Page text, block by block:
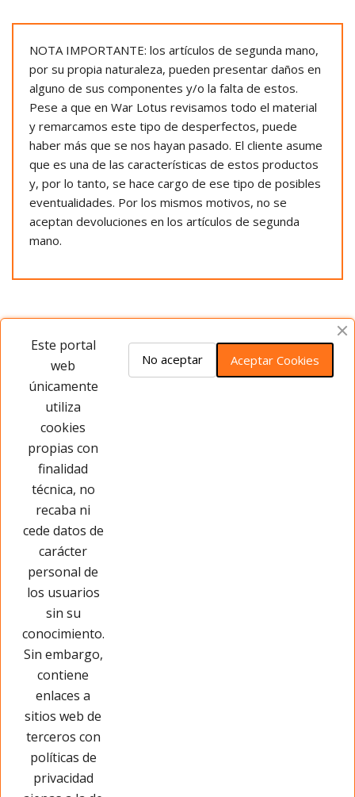
NOTA IMPORTANTE: los artículos de segunda mano,
por su propia naturaleza, pueden presentar daños en
alguno de sus componentes y/o la falta de estos.
Pese a que en War Lotus revisamos todo el material
y remarcamos este tipo de desperfectos, puede
haber más que se nos hayan pasado. El cliente asume
que es una de las características de estos productos
y, por lo tanto, se hace cargo de ese tipo de posibles
eventualidades. Por los mismos motivos, no se
aceptan devoluciones en los artículos de segunda
mano.
Opiniones del producto
Este producto no tiene opiniones ¡Sé
Páginas Legales
Este portal
web
únicamente
utiliza
cookies
propias con
finalidad
técnica, no
recaba ni
cede datos de
carácter
personal de
los usuarios
sin su
conocimiento.
Sin embargo,
contiene
enlaces a
sitios web de
terceros con
políticas de
privacidad
Aceptar Cookies
No aceptar